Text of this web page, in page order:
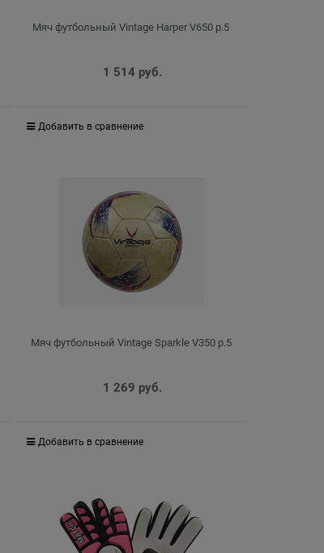
Мяч футбольный Vintage Harper V650 р.5
1 514 руб.
Добавить в сравнение
Мяч футбольный Vintage Sparkle V350 р.5
1 269 руб.
Добавить в сравнение